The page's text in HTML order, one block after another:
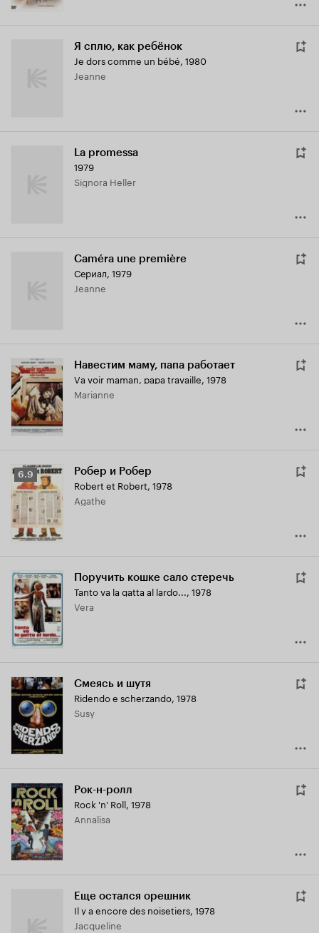
Я сплю, как ребёнок
Je dors comme un bébé, 1980
Jeanne
La promessa
1979
Signora Heller
Caméra une première
Сериал, 1979
Jeanne
Навестим маму, папа работает
Va voir maman, papa travaille, 1978
Marianne
Рейтинг
Кинопоиска
6.9
6.9 Робер и Робер
Robert et Robert, 1978
Agathe
Поручить кошке сало стеречь
Tanto va la gatta al lardo..., 1978
Vera
Смеясь и шутя
Ridendo e scherzando, 1978
Susy
Рок-н-ролл
Rock 'n' Roll, 1978
Annalisa
Еще остался орешник
Il y a encore des noisetiers, 1978
Jacqueline